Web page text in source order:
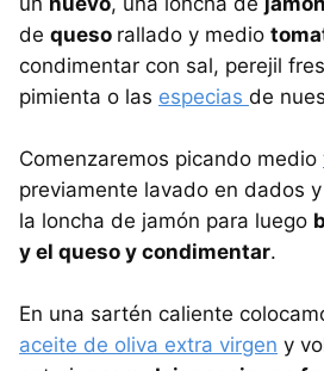
de queso rallado y medio
condimentar con sal, perejil
pimienta o las especias de
Comenzaremos picando medio
previamente lavado en dados
la loncha de jamón para luego
y el queso y condimentar.
En una sartén caliente
aceite de oliva extra virgen y